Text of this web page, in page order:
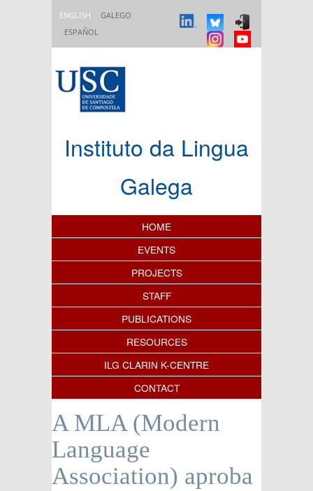
ENGLISH
GALEGO
ESPAÑOL
Instituto da Lingua
Galega
Content Index
HOME
EVENTS
PROJECTS
STAFF
PUBLICATIONS
RESOURCES
ILG CLARIN K-CENTRE
CONTACT
A MLA (Modern
Language
Association) aproba